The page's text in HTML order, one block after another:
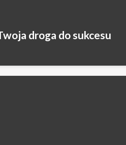
droga do sukcesu